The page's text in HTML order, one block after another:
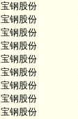
宝钢股份
宝钢股份
宝钢股份
宝钢股份
宝钢股份
宝钢股份
宝钢股份
宝钢股份
宝钢股份